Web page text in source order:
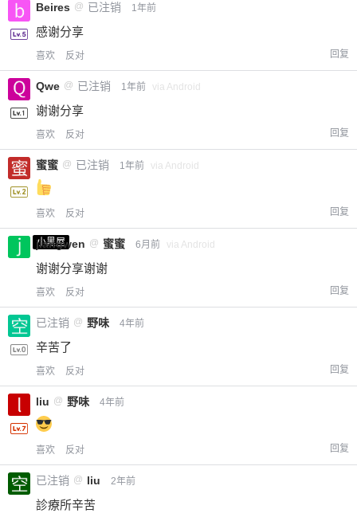
Beires @ 已注销 1年前
感谢分享
喜欢 反对 回复
Qwe @ 已注销 1年前 via Android
谢谢分享
喜欢 反对 回复
蜜蜜 @ 已注销 1年前 via Android
喜欢 反对 回复
小黑屋
jiangwen @ 蜜蜜 6月前 via Android
谢谢分享谢谢
喜欢 反对 回复
已注销 @ 野味 4年前
辛苦了
喜欢 反对 回复
liu @ 野味 4年前
喜欢 反对 回复
已注销 @ liu 2年前
診療所辛苦